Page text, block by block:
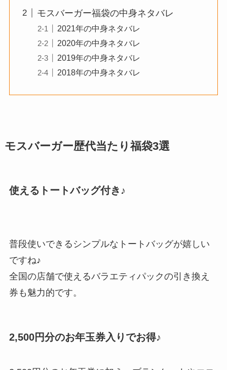
モスバーガー福袋の中身ネタバレ
2021年の中身ネタバレ
2020年の中身ネタバレ
2019年の中身ネタバレ
2018年の中身ネタバレ
モスバーガー歴代当たり福袋3選
使えるトートバッグ付き♪
普段使いできるシンプルなトートバッグが嬉しい
ですね♪
全国の店舗で使えるバラエティパックの引き換え
券も魅力的です。
2,500円分のお年玉券入りでお得♪